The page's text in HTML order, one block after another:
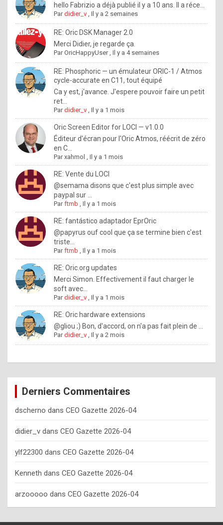
o
l
e
x
.
I
f
y
o
u
w
a
n
t
o
n
o
w
h
o
w
o
e
y
o
u
s
h
o
hello Fabrizio a déjà publié il y a 10 ans. Il a réce...
Pardidier_v ,Il y a 2 semaines
RE: Oric DSK Manager 2.0
Merci Didier, je regarde ça.
ParOricHappyUser,Il y a 4 semaines
RE: Phosphoric — un émulateur ORIC-1 / Atmos
cycle-accurate en C11, tout équipé
Ca y est, j'avance. J'espere pouvoir faire un petit
ret...
Pardidier_v ,Il y a 1 mois
Oric Screen Editor for LOCI — v1.0.0
Éditeur d'écran pour l'Oric Atmos, réécrit de zéro
en C...
Parxahmol ,Il y a 1 mois
RE: Vente du LOCI
@semama disons que c'est plus simple avec
paypal sur ...
Parftmb ,Il y a 1 mois
RE: fantástico adaptador EprOric
@papyrus ouf cool que ça se termine bien c'est
triste...
Parftmb ,Il y a 1 mois
RE: Oric.org updates
Merci Simon. Effectivement il faut charger le
soft avec...
Pardidier_v ,Il y a 1 mois
RE: Oric hardware extensions
@gliou ;) Bon, d'accord, on n'a pas fait plein de ...
Pardidier_v ,Il y a 2 mois
Derniers Commentaires
dscherno dans CEO Gazette 2026-04
didier_v dans CEO Gazette 2026-04
ylf22300 dans CEO Gazette 2026-04
Kenneth dans CEO Gazette 2026-04
arzooooo dans CEO Gazette 2026-04